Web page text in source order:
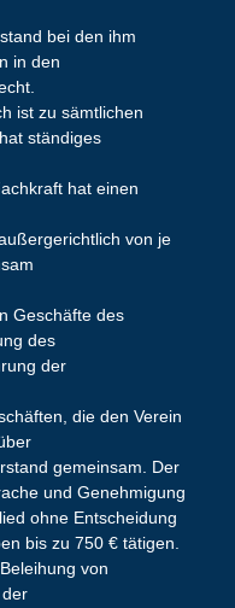
bei den ihm
in den
ist zu sämtlichen
ständiges
hat einen
von je
Geschäfte des
des
der
die den Verein
gemeinsam. Der
und Genehmigung
ohne Entscheidung
bis zu 750 € tätigen.
von